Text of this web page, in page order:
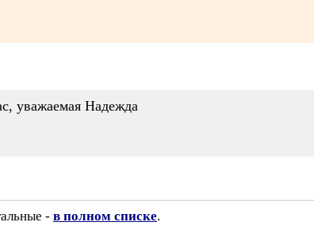
уважаемая Надежда
- в полном списке.